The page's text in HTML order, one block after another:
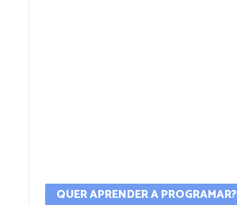
QUER APRENDER A PROGRAMAR?